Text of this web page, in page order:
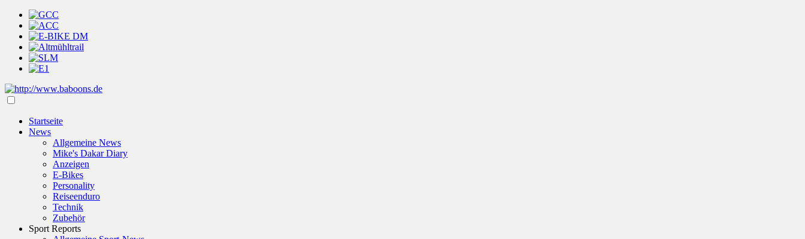
Startseite
News
Allgemeine News
Mike's Dakar Diary
Anzeigen
E-Bikes
Personality
Reiseenduro
Technik
Zubehör
Sport Reports